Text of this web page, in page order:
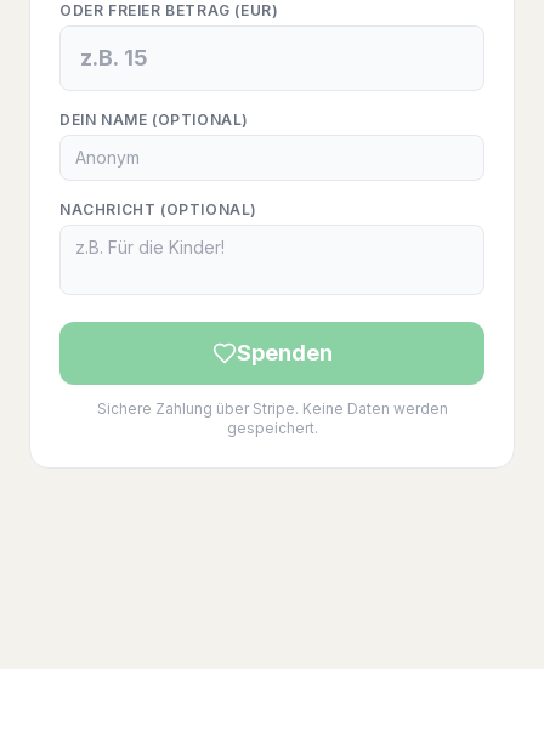
ODER FREIER BETRAG (EUR)
DEIN NAME (OPTIONAL)
NACHRICHT (OPTIONAL)
Spenden
Sichere Zahlung über Stripe. Keine Daten werden
gespeichert.